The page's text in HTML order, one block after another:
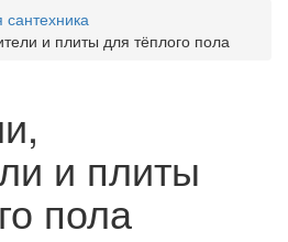
и плиты для тёплого пола
и плиты
пола